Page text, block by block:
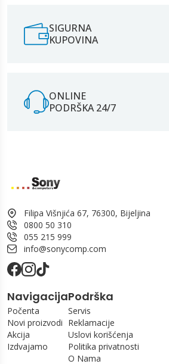
SIGURNA
KUPOVINA
ONLINE
PODRŠKA 24/7
Filipa Višnjića 67, 76300, Bijeljina
0800 50 310
055 215 999
info@sonycomp.com
Navigacija
Počenta
Novi proizvodi
Akcija
Izdvajamo
Podrška
Servis
Reklamacije
Uslovi korišćenja
Politika privatnosti
O Nama